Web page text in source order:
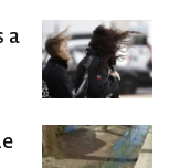
a